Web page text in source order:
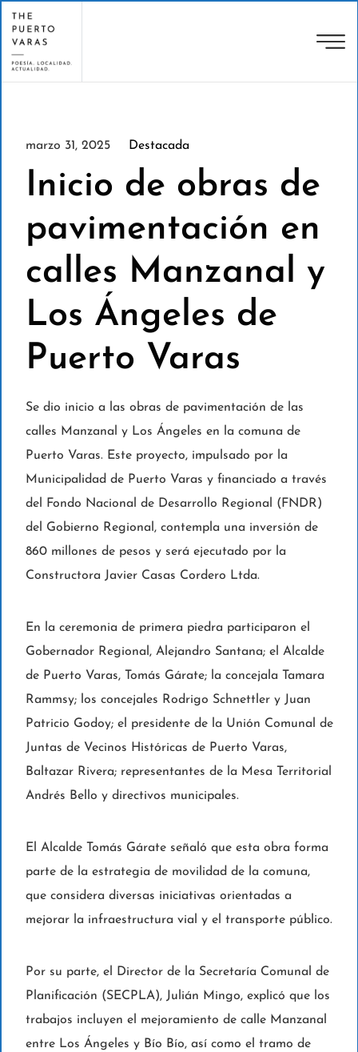
marzo 31, 2025 Destacada
Inicio de obras de
pavimentación en
calles Manzanal y
Los Ángeles de
Puerto Varas
Se dio inicio a las obras de pavimentación de las
calles Manzanal y Los Ángeles en la comuna de
Puerto Varas. Este proyecto, impulsado por la
Municipalidad de Puerto Varas y financiado a través
del Fondo Nacional de Desarrollo Regional (FNDR)
del Gobierno Regional, contempla una inversión de
860 millones de pesos y será ejecutado por la
Constructora Javier Casas Cordero Ltda.
En la ceremonia de primera piedra participaron el
Gobernador Regional, Alejandro Santana; el Alcalde
de Puerto Varas, Tomás Gárate; la concejala Tamara
Rammsy; los concejales Rodrigo Schnettler y Juan
Patricio Godoy; el presidente de la Unión Comunal de
Juntas de Vecinos Históricas de Puerto Varas,
Baltazar Rivera; representantes de la Mesa Territorial
Andrés Bello y directivos municipales.
El Alcalde Tomás Gárate señaló que esta obra forma
parte de la estrategia de movilidad de la comuna,
que considera diversas iniciativas orientadas a
mejorar la infraestructura vial y el transporte público.
Por su parte, el Director de la Secretaría Comunal de
Planificación (SECPLA), Julián Mingo, explicó que los
trabajos incluyen el mejoramiento de calle Manzanal
entre Los Ángeles y Bío Bío, así como el tramo de